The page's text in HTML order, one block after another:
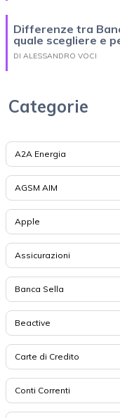
Differenze tra
quale scegliere e
DI ALESSANDRO VOCI
Categorie
A2A Energia
AGSM AIM
Apple
Assicurazioni
Banca Sella
Beactive
Carte di Credito
Conti Correnti